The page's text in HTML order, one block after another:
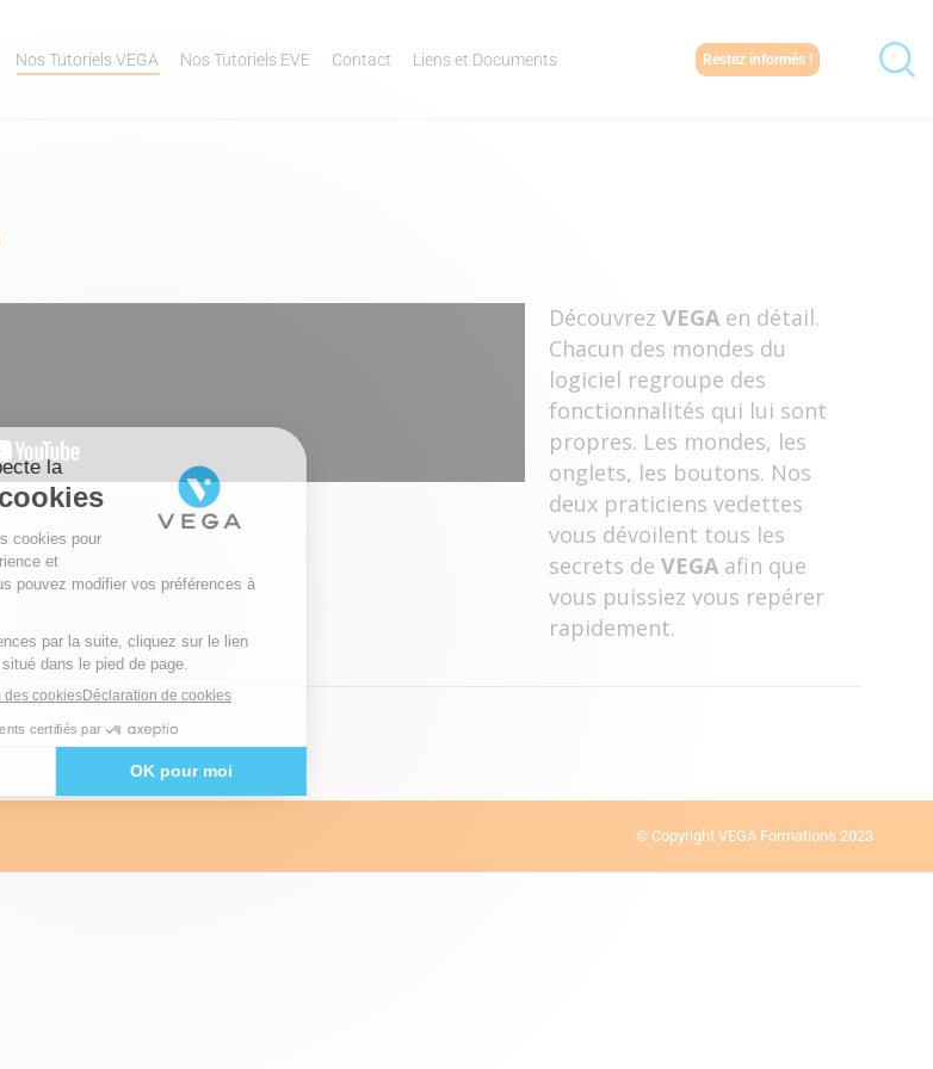
Nos Tutoriels VEGA Nos Tutoriels EVE Contact Liens et Documents Restez informés !
Découvrez VEGAen détail.
Chacun des mondes du
logiciel regroupe des
fonctionnalités qui lui sont
propres. Les mondes, les
onglets, les boutons. Nos
deux praticiens vedettes
vous dévoilent tous les
secrets de VEGAafin que
vous puissiez vous repérer
rapidement.
© Copyright VEGA Formations 2023